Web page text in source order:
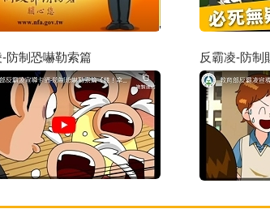
-防制恐嚇勒索篇 反霸凌-防制